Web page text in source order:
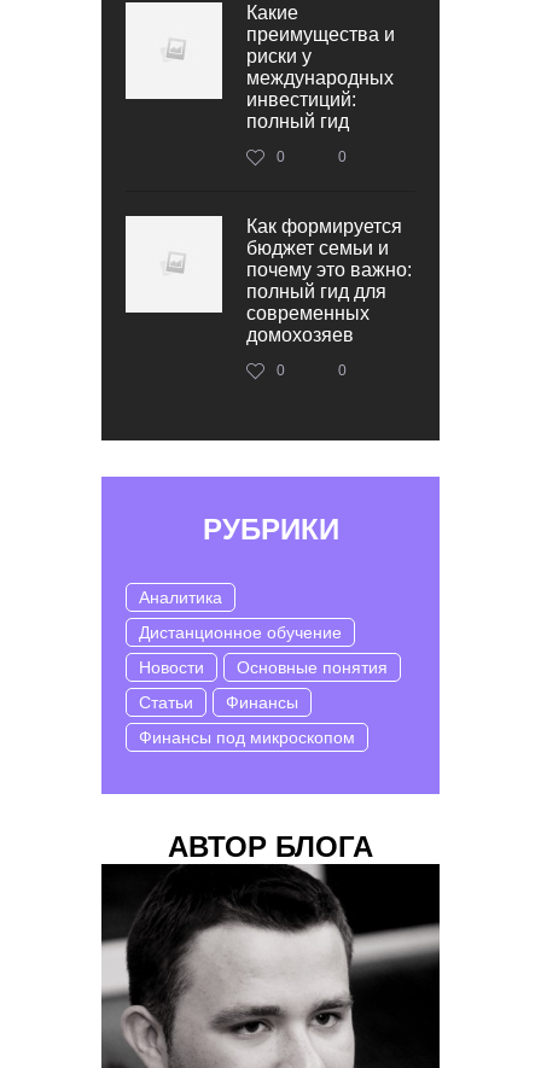
Какие
преимущества и
риски у
международных
инвестиций:
полный гид
0 0
Как формируется
бюджет семьи и
почему это важно:
полный гид для
современных
домохозяев
0 0
РУБРИКИ
Аналитика
Дистанционное обучение
Новости
Основные понятия
Статьи
Финансы
Финансы под микроскопом
АВТОР БЛОГА